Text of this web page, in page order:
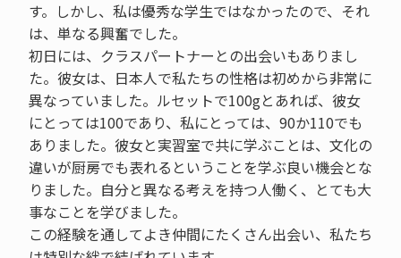
す。しかし、私は優秀な学生ではなかったので、それ
は、単なる興奮でした。
初日には、クラスパートナーとの出会いもありまし
た。彼女は、日本人で私たちの性格は初めから非常に
異なっていました。ルセットで100gとあれば、彼女
にとっては100であり、私にとっては、90か110でも
ありました。彼女と実習室で共に学ぶことは、文化の
違いが厨房でも表れるということを学ぶ良い機会とな
りました。自分と異なる考えを持つ人働く、とても大
事なことを学びました。
この経験を通してよき仲間にたくさん出会い、私たち